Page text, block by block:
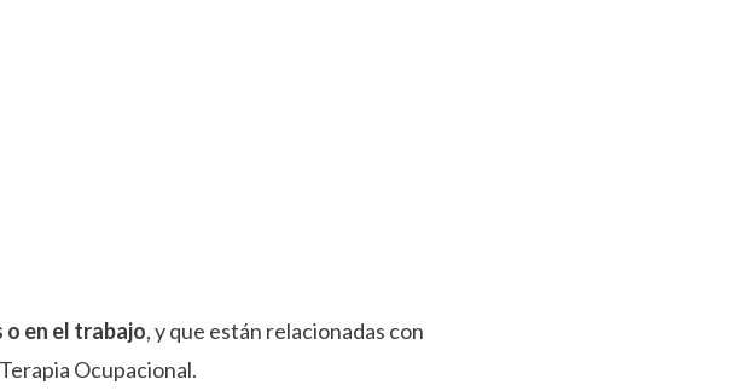
en el trabajo, y que están relacionadas con
Ocupacional.